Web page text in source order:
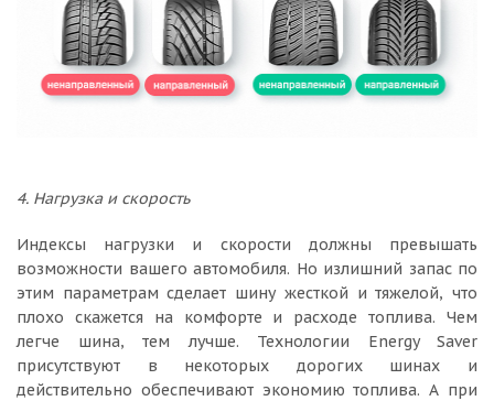
4. Нагрузка и скорость
Индексы нагрузки и скорости должны превышать
возможности вашего автомобиля. Но излишний запас по
этим параметрам сделает шину жесткой и тяжелой, что
плохо скажется на комфорте и расходе топлива. Чем
легче шина, тем лучше. Технологии Energy Saver
присутствуют в некоторых дорогих шинах и
действительно обеспечивают экономию топлива. А при